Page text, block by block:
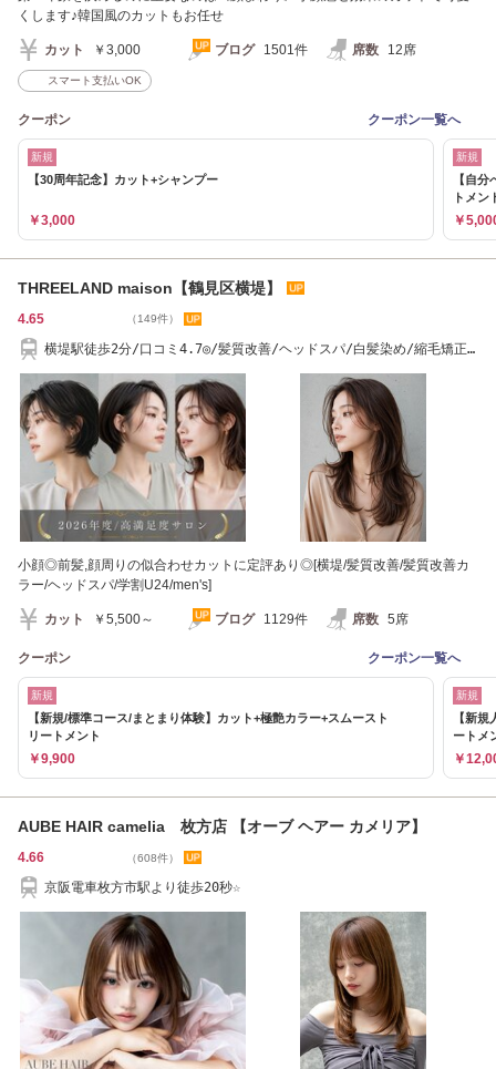
くします♪韓国風のカットもお任せ
カット ￥3,000 ブログ 1501件 席数 12席
スマート支払いOK
クーポン クーポン一覧へ
新規
【30周年記念】カット+シャンプー
￥3,000
新規
【自
トメン
￥
THREELAND maison【鶴見区横堤】
4.65 （149件）
横堤駅徒歩2分/口コミ4.7◎/髪質改善/ヘッドスパ/白髪染め/縮毛矯正/
小顔◎前髪,顔周りの似合わせカットに定評あり◎[横堤/髪質改善/髪質改善カ
ラー/ヘッドスパ/学割U24/men's]
カット ￥5,500～ ブログ 1129件 席数 5席
クーポン クーポン一覧へ
新規
【新規/標準コース/まとまり体験】カット+極艶カラー+スムースト
リートメント
￥9,900
新規
【新
ートメ
￥
AUBE HAIR camelia 枚方店 【オーブ ヘアー カメリア】
4.66 （608件）
京阪電車枚方市駅より徒歩20秒☆